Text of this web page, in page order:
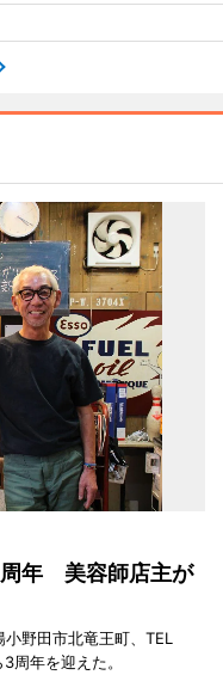
周年 美容師店主が
野田市北竜王町、TEL
年を迎えた。